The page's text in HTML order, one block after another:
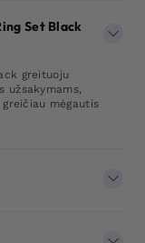
Set Black
greituoju
užsakymams,
mėgautis